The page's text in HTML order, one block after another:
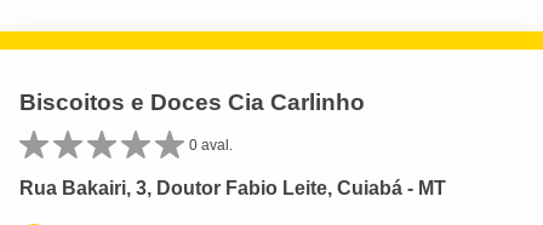
Biscoitos e Doces Cia Carlinho
0 aval.
Rua Bakairi, 3, Doutor Fabio Leite, Cuiabá - MT